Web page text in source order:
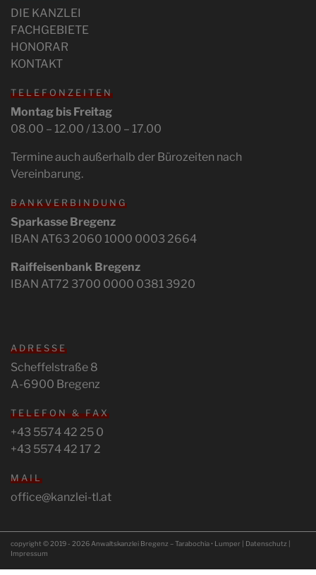
DIE KANZLEI
FACHGEBIETE
HONORAR
KONTAKT
TELEFONZEITEN
Montag bis Freitag
08.00 – 12.00 / 13.00 – 17.00
Termine auch außerhalb der Bürozeiten nach
Vereinbarung.
BANKVERBINDUNG
Sparkasse Bregenz
IBAN AT63 2060 1000 0003 2664
Raiffeisenbank Bregenz
IBAN AT72 3700 0000 0381 3920
ADRESSE
Scheffelstraße 8
A-6900 Bregenz
TELEFON & FAX
+43 5574 42 25 0
+43 5574 42 17 2
MAIL
office@kanzlei-tl.at
copyright © 2019 - 2026 Anwaltskanzlei Bregenz – Tarabochia • Lumper | Datenschutz
Impressum